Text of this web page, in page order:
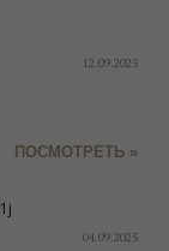
12.09.2025
ПОСМОТРЕТЬ »
04.09.2025